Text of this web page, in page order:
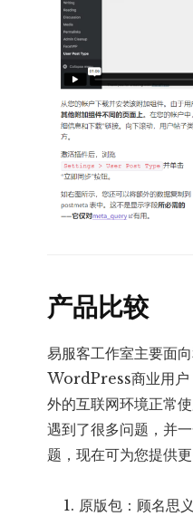
产品比较
易服客工作室主要面
WordPress商业用户
外的互联网环境正常
遇到了很多问题，并
题，现在可为您提供更
原版包：顾名思